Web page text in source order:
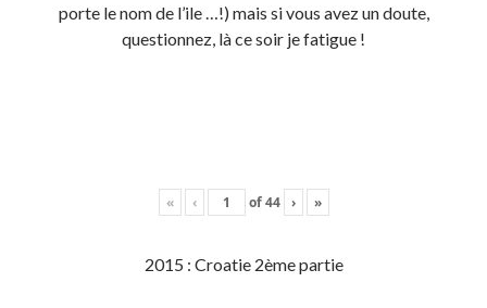
porte le nom de l’ile …!) mais si vous avez un doute,
questionnez, là ce soir je fatigue !
« ‹ of44 › »
2015 : Croatie 2ème partie